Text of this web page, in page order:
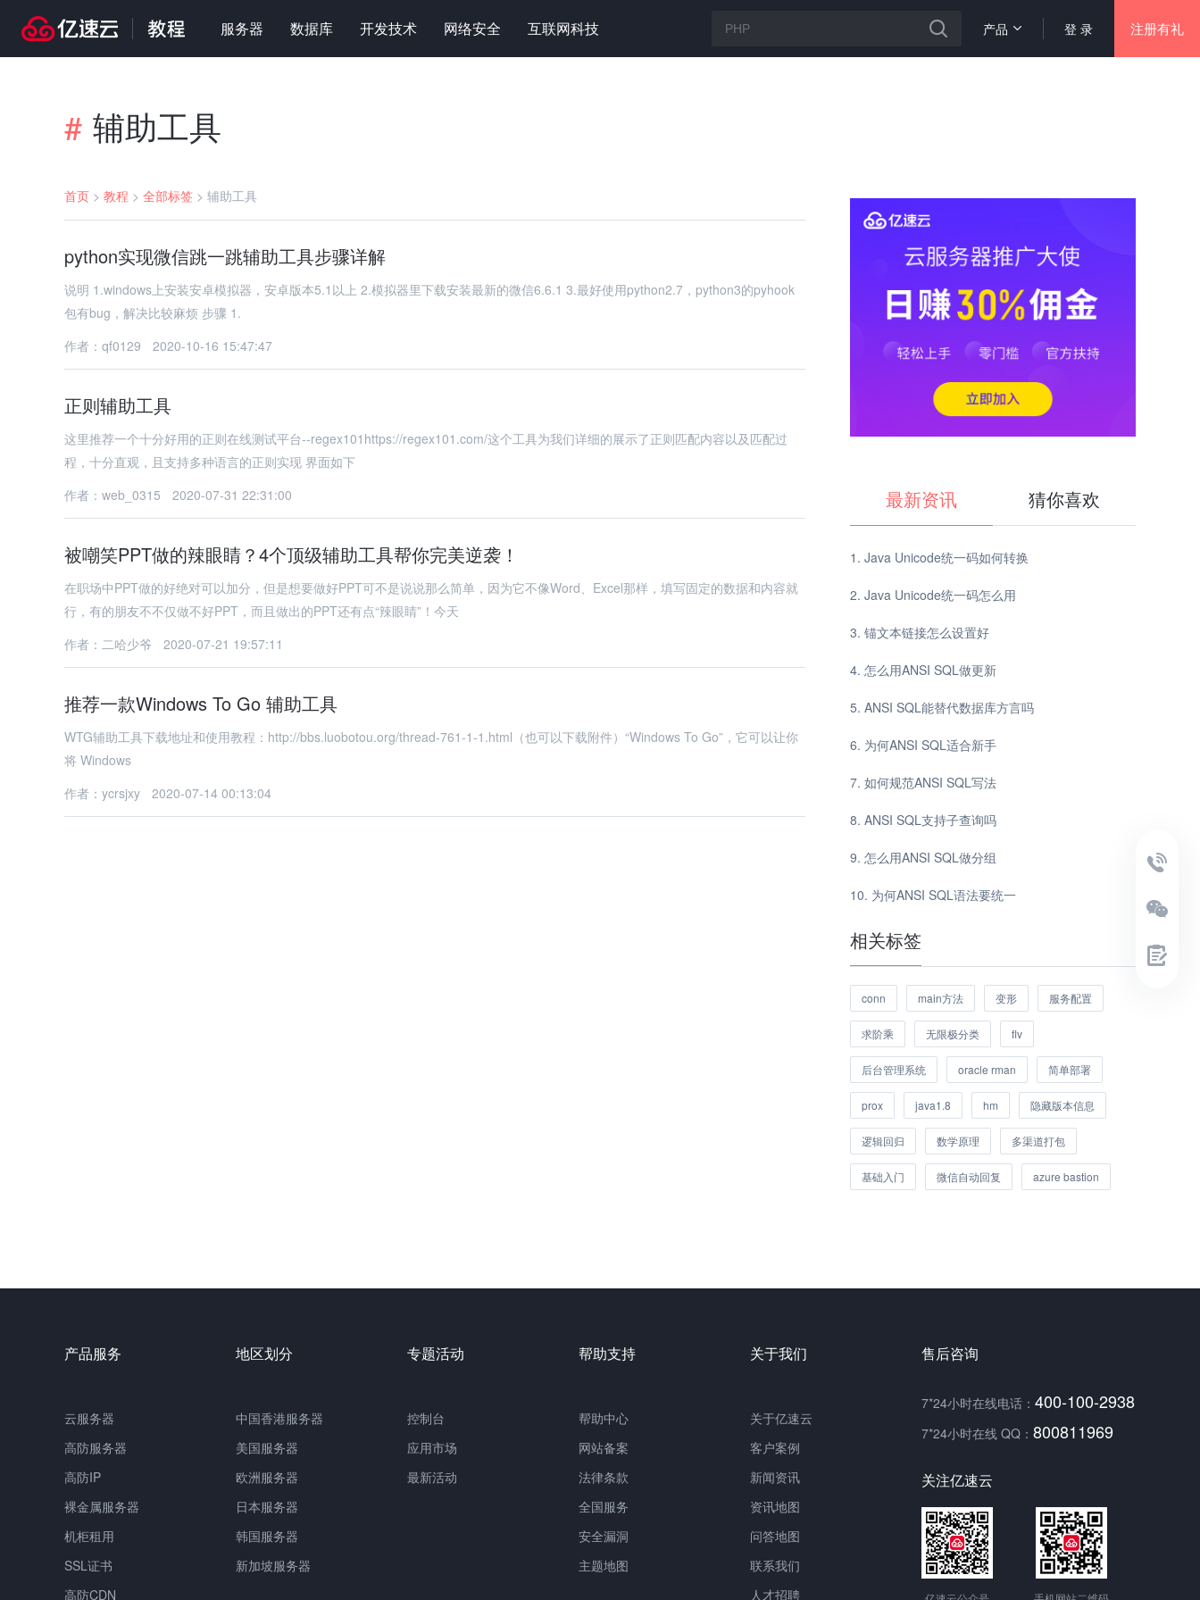
服务器 数据库 开发技术 网络安全 互联网科技 登 录 注册有礼
产品
# 辅助工具
首页 > 教程 > 全部标签 > 辅助工具
python实现微信跳一跳辅助工具步骤详解
说明 1.windows上安装安卓模拟器，安卓版本5.1以上 2.模拟器里下载安装最新的微信6.6.1 3.最好使用python2.7，python3的pyhook
包有bug，解决比较麻烦 步骤 1.
作者：qf0129
2020-10-16 15:47:47
正则辅助工具
这里推荐一个十分好用的正则在线测试平台--regex101https://regex101.com/这个工具为我们详细的展示了正则匹配内容以及匹配过
程，十分直观，且支持多种语言的正则实现 界面如下
作者：web_0315
2020-07-31 22:31:00
被嘲笑PPT做的辣眼睛？4个顶级辅助工具帮你完美逆袭！
在职场中PPT做的好绝对可以加分，但是想要做好PPT可不是说说那么简单，因为它不像Word、Excel那样，填写固定的数据和内容就
行，有的朋友不不仅做不好PPT，而且做出的PPT还有点“辣眼睛”！今天
作者：二哈少爷
2020-07-21 19:57:11
推荐一款Windows To Go 辅助工具
WTG辅助工具下载地址和使用教程：http://bbs.luobotou.org/thread-761-1-1.html（也可以下载附件）“Windows To Go”，它可以让你
将 Windows
作者：ycrsjxy
2020-07-14 00:13:04
最新资讯 猜你喜欢
Java Unicode统一码如何转换
Java Unicode统一码怎么用
锚文本链接怎么设置好
怎么用ANSI SQL做更新
ANSI SQL能替代数据库方言吗
为何ANSI SQL适合新手
如何规范ANSI SQL写法
ANSI SQL支持子查询吗
怎么用ANSI SQL做分组
为何ANSI SQL语法要统一
相关标签
conn main方法 变形 服务配置
求阶乘 无限极分类 flv
后台管理系统 oracle rman 简单部署
prox java1.8 hm 隐藏版本信息
逻辑回归 数学原理 多渠道打包
基础入门 微信自动回复 azure bastion
产品服务
云服务器
高防服务器
高防IP
裸金属服务器
机柜租用
SSL证书
高防CDN
地区划分
中国香港服务器
美国服务器
欧洲服务器
日本服务器
韩国服务器
新加坡服务器
专题活动
控制台
应用市场
最新活动
帮助支持
帮助中心
网站备案
法律条款
全国服务
安全漏洞
主题地图
关于我们
关于亿速云
客户案例
新闻资讯
资讯地图
问答地图
联系我们
人才招聘
售后咨询
7*24小时在线电话： 400-100-2938
7*24小时在线 QQ： 800811969
关注亿速云